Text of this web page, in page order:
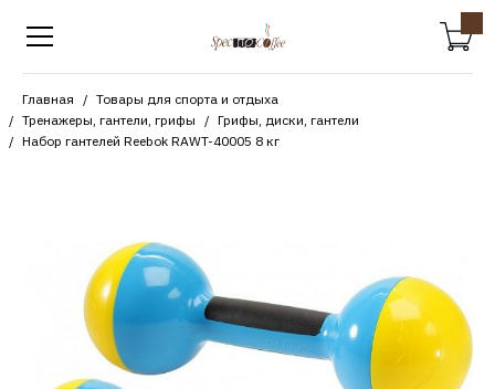
Главная
Товары для спорта и отдыха
Тренажеры, гантели, грифы
Грифы, диски, гантели
Набор гантелей Reebok RAWT-40005 8 кг